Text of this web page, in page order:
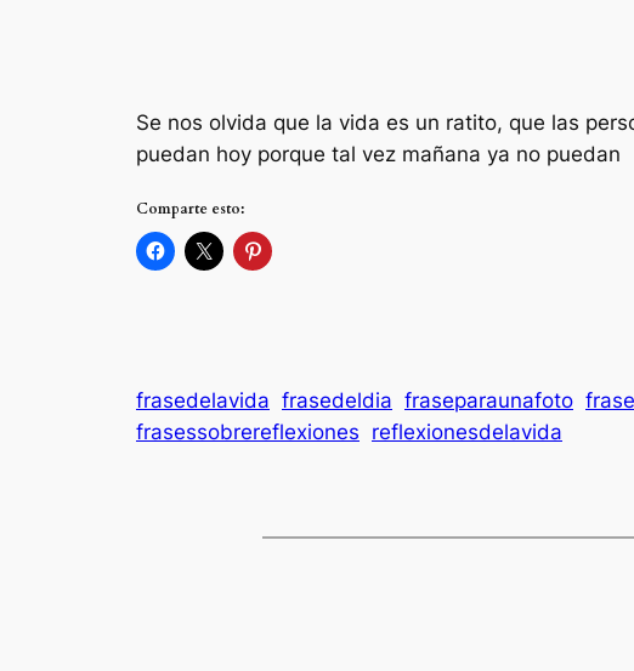
Se nos olvida que la vida es un ratito, que las
puedan hoy porque tal vez mañana ya no puedan
Comparte esto:
frasedelavida frasedeldia fraseparaunafoto
frasessobrereflexiones reflexionesdelavida